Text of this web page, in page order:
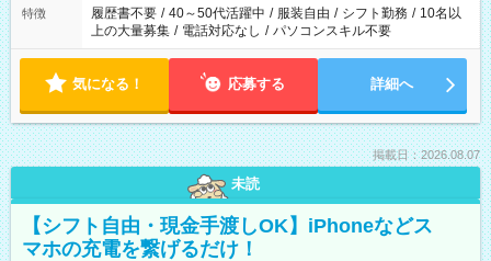
合は応募できません。
特徴 履歴書不要 / 40～50代活躍中 / 服装自由 / シフト勤務 / 10名以
上の大量募集 / 電話対応なし / パソコンスキル不要
気になる！ 応募する 詳細へ
掲載日：2026.08.07
未読
【シフト自由・現金手渡しOK】iPhoneなどス
マホの充電を繋げるだけ！